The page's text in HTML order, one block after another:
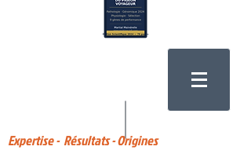
Expertise - Résultats - Origines